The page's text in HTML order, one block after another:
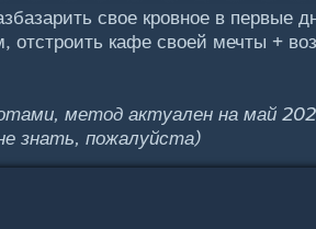
свое кровное в первые
кафе своей мечты +
метод актуален на май
знать, пожалуйста)